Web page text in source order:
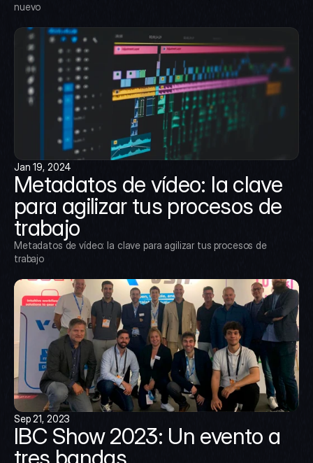
nuevo
Jan 19, 2024
Metadatos de vídeo: la clave
para agilizar tus procesos de
trabajo
Metadatos de vídeo: la clave para agilizar tus procesos de
trabajo
Sep 21, 2023
IBC Show 2023: Un evento a